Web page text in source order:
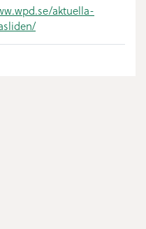
aktuella-